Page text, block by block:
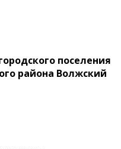
поселения
района Волжский